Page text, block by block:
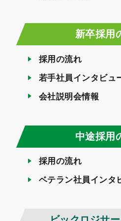
新卒採用
採用の流れ
若手社員インタビュ
会社説明会情報
中途採用
採用の流れ
ベテラン社員インタ